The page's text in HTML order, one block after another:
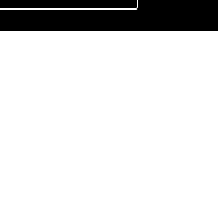
CONFIDENŢIALITATE